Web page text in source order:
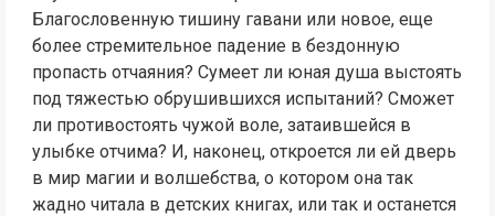
Благословенную тишину гавани или новое, еще
более стремительное падение в бездонную
пропасть отчаяния? Сумеет ли юная душа выстоять
под тяжестью обрушившихся испытаний? Сможет
ли противостоять чужой воле, затаившейся в
улыбке отчима? И, наконец, откроется ли ей дверь
в мир магии и волшебства, о котором она так
жадно читала в детских книгах, или так и останется